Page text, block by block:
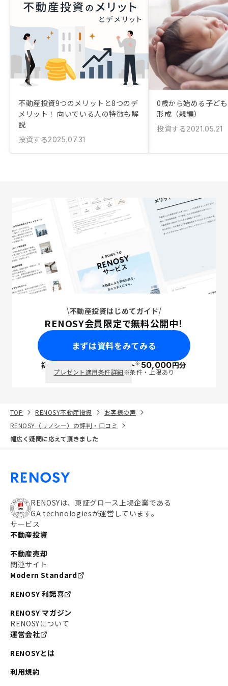
不動産投資9つのメリットと8つのデ
メリット！ 向いている人の特徴も解
説
投資する2025.07.31
0歳から始める子ど
形成（親編）
投資する2021.05.21
不動産投資はじめてガイド
RENOSY会員限定で無料公開中！
まずは資料をみてみる
初回面談で ポイント※50,000円分
プレゼント適用条件詳細※条件・上限あり
TOP RENOSY不動産投資
お客様の声
RENOSY（リノシー）の評判・口コミ
幅広く疑問に応えて頂きました
RENOSYは、東証グロース上場企業である
GA technologiesが運営しています。
サービス
不動産投資
不動産売却
関連サイト
Modern Standard
RENOSY 利諾喜
RENOSY マガジン
RENOSYについて
運営会社
RENOSYとは
利用規約